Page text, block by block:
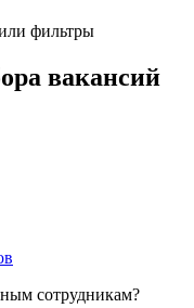
фильтры
вакансий
сотрудникам?